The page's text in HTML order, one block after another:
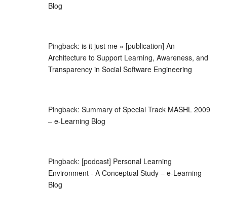
Blog
Pingback: is it just me » [publication] An
Architecture to Support Learning, Awareness, and
Transparency in Social Software Engineering
Pingback: Summary of Special Track MASHL 2009
– e-Learning Blog
Pingback: [podcast] Personal Learning
Environment - A Conceptual Study – e-Learning
Blog